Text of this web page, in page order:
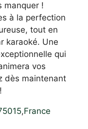
manquer !
à la perfection
tout en
karaoké. Une
qui
vos
dès maintenant
,France